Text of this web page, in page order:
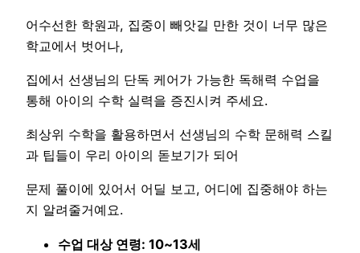
어수선한 학원과, 집중이 빼앗길 만한 것이 너무 많은
학교에서 벗어나,
집에서 선생님의 단독 케어가 가능한 독해력 수업을
통해 아이의 수학 실력을 증진시켜 주세요.
최상위 수학을 활용하면서 선생님의 수학 문해력 스킬
과 팁들이 우리 아이의 돋보기가 되어
문제 풀이에 있어서 어딜 보고, 어디에 집중해야 하는
지 알려줄거예요.
수업 대상 연령: 10~13세